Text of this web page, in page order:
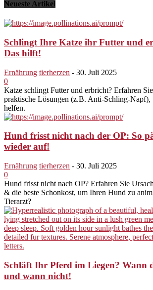
Neueste Artikel
Schlingt Ihre Katze ihr Futter und
Das hilft!
Ernährung tierherzen - 30. Juli 2025
0
Katze schlingt Futter und erbricht? Erfahren
praktische Lösungen (z.B. Anti-Schling-Napf),
helfen.
Hund frisst nicht nach der OP: So
wieder auf!
Ernährung tierherzen - 30. Juli 2025
0
Hund frisst nicht nach OP? Erfahren Sie
& die beste Schonkost, um Ihren Hund zu
Tierarzt?
Schläft Ihr Pferd im Liegen? Wann
und wann nicht!